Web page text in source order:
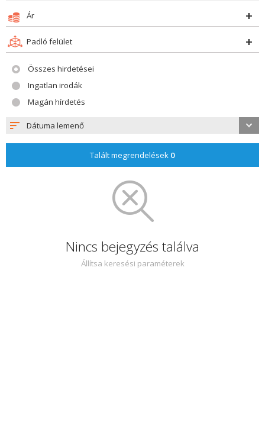
Ár
Padló felület
Összes hirdetései
Ingatlan irodák
Magán hírdetés
Dátuma lemenő
Talált megrendelések 0
Nincs bejegyzés találva
Állítsa keresési paraméterek